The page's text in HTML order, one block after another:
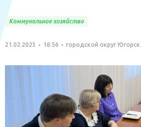
Коммунальное хозяйство
21.02.2023 16:56 городской округ Югорск